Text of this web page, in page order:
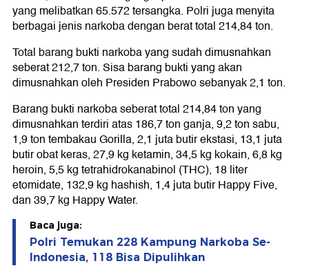
yang melibatkan 65.572 tersangka. Polri juga menyita
berbagai jenis narkoba dengan berat total 214,84 ton.
Total barang bukti narkoba yang sudah dimusnahkan
seberat 212,7 ton. Sisa barang bukti yang akan
dimusnahkan oleh Presiden Prabowo sebanyak 2,1 ton.
Barang bukti narkoba seberat total 214,84 ton yang
dimusnahkan terdiri atas 186,7 ton ganja, 9,2 ton sabu,
1,9 ton tembakau Gorilla, 2,1 juta butir ekstasi, 13,1 juta
butir obat keras, 27,9 kg ketamin, 34,5 kg kokain, 6,8 kg
heroin, 5,5 kg tetrahidrokanabinol (THC), 18 liter
etomidate, 132,9 kg hashish, 1,4 juta butir Happy Five,
dan 39,7 kg Happy Water.
Baca juga:
Polri Temukan 228 Kampung Narkoba Se-
Indonesia, 118 Bisa Dipulihkan